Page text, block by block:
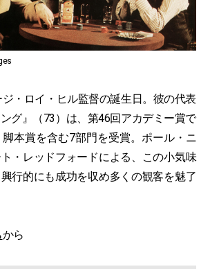
・ロイ・ヒル監督の誕生日。彼の代表
グ』（73）は、第46回アカデミー賞で
本賞を含む7部門を受賞。ポール・ニ
・レッドフォードによる、この小気味
行的にも成功を収め多くの観客を魅了
から